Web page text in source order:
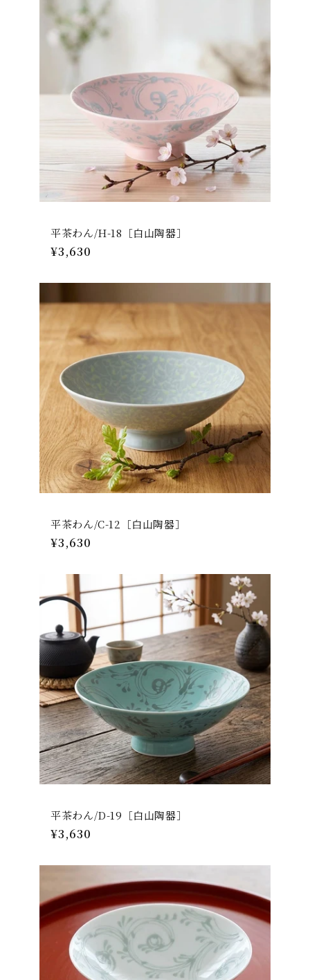
格
平茶わん/H-18［白山陶器］
通
価
格
¥3,630
平茶わん/C-12［白山陶器］
通
格
¥3,630
平茶わん/D-19［白山陶器］
通
価
¥3,630